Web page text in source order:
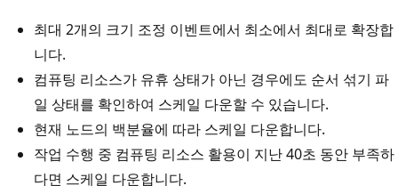
최대 2개의 크기 조정 이벤트에서 최소에서 최대로 확장합
니다.
컴퓨팅 리소스가 유휴 상태가 아닌 경우에도 순서 섞기 파
일 상태를 확인하여 스케일 다운할 수 있습니다.
현재 노드의 백분율에 따라 스케일 다운합니다.
작업 수행 중 컴퓨팅 리소스 활용이 지난 40초 동안 부족하
다면 스케일 다운합니다.